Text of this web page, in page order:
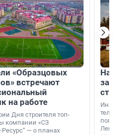
«Образцовых
встречают
на работе
Дня строителя топ-
компании «СЗ
— о планах
На